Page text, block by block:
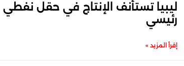
ليبيا تستأنف الإنتاج في حقل نفطي
رئيسي
إقرأ المزيد »